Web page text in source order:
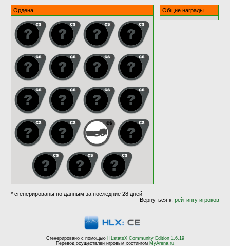
Ордена Общие награды
* сгенерированы по данным за последние 28 дней
Вернуться к:рейтингу игроков
Сгенерировано с помощью HLstatsX Community Edition 1.6.19
Перевод осуществлен игровым хостингом MyArena.ru